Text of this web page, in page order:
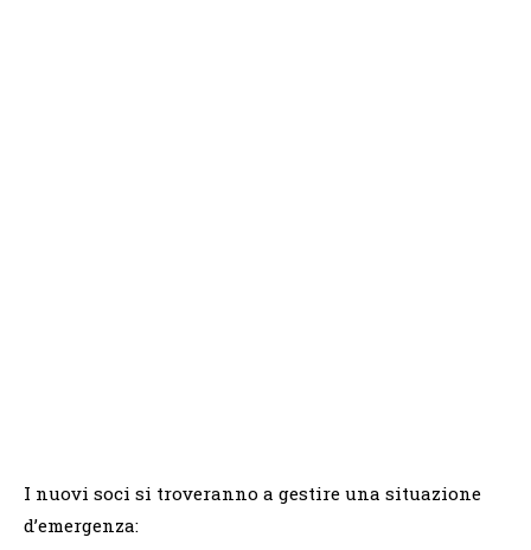
I nuovi soci si troveranno a gestire una situazione
d’emergenza: